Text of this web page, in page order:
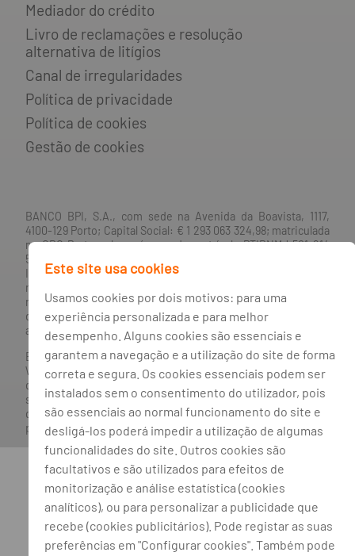
Mediador do crédito
Livro de reclamações e resolução
alternativa de litígios
Canal de irregularidades
Política de privacidade
Política de cookies
Gestão de cookies
BANCO BPI, S.A., com sede na Avenida da Boavista, 1117,
4100-129 Porto; Capital Social: € 1 293 063 324,98; matriculada
na CRC Porto sob o número de matrícula PTIRNMJ 501 214
534, como o número de identificação fiscal 501 214 534.
Intermediário financeiro registado na CMVM com o n° 300 e
no Banco de Portugal sob o código n° 10. Agente de Seguros
n.º 419527591, registado junto da Autoridade de Supervisão
de Seguros e Fundos de Pensões em 21/01/2019, e autorizado
a exercer atividade nos Ramos de Seguro Vida e Não Vida.
Banco BPI ©. Todos os direitos reservados.
WebsiteAcessível.O Banco BPI não se responsabiliza por
quaisquer traduções do site efetuadas através do browser,
sendo a versão em língua portuguesa a única versão oficial,
que prevalecerá em qualquer caso. Este site encontra-se em
processo de adoção do novo acordo ortográfico.
Este site usa cookies
Usamos cookies por dois motivos: para uma
experiência personalizada e para melhor
desempenho. Alguns cookies são essenciais e
garantem a navegação e a utilização do site de forma
correta e segura. Os cookies essenciais podem ser
instalados sem o consentimento do utilizador, pois
são essenciais ao normal funcionamento do site e
desligá-los poderá impedir a utilização de algumas
funcionalidades do site. Outros cookies são
facultativos e são utilizados para efeitos de
monitorização e análise estatística (cookies
analíticos), ou para personalizar a publicidade que
recebe (cookies publicitários). Pode registar as suas
preferências em "Configurar cookies". Também pode